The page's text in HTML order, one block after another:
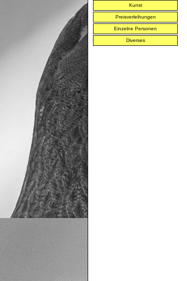
Kunst
Preisverleihungen
Einzelne Personen
Diverses